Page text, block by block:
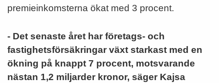
premieinkomsterna ökat med 3 procent.
- Det senaste året har företags- och
fastighetsförsäkringar växt starkast med en
ökning på knappt 7 procent, motsvarande
nästan 1,2 miljarder kronor, säger Kajsa